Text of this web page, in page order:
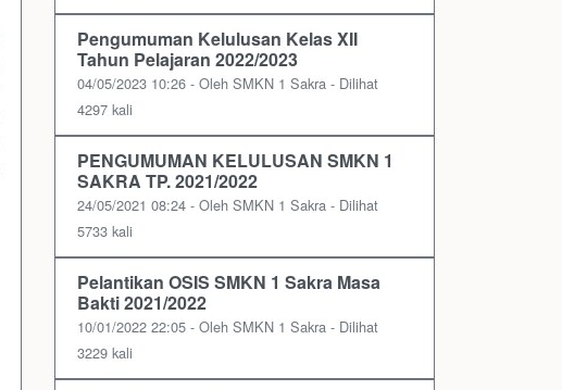
Pengumuman Kelulusan Kelas XII
Tahun Pelajaran 2022/2023
04/05/2023 10:26 - Oleh SMKN 1 Sakra - Dilihat
4297 kali
PENGUMUMAN KELULUSAN SMKN 1
SAKRA TP. 2021/2022
24/05/2021 08:24 - Oleh SMKN 1 Sakra - Dilihat
5733 kali
Pelantikan OSIS SMKN 1 Sakra Masa
Bakti 2021/2022
10/01/2022 22:05 - Oleh SMKN 1 Sakra - Dilihat
3229 kali